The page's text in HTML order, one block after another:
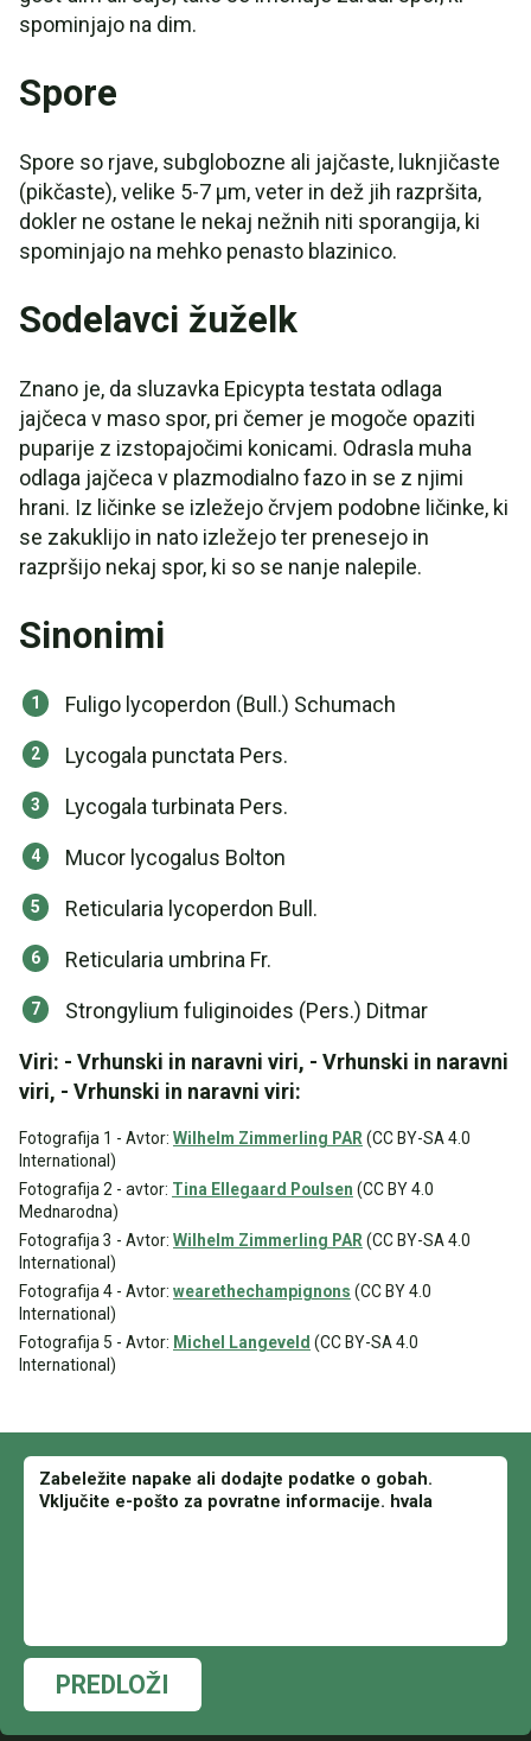
spominjajo na dim.
Spore
Spore so rjave, subglobozne ali jajčaste, luknjičaste
(pikčaste), velike 5-7 µm, veter in dež jih razpršita,
dokler ne ostane le nekaj nežnih niti sporangija, ki
spominjajo na mehko penasto blazinico.
Sodelavci žuželk
Znano je, da sluzavka Epicypta testata odlaga
jajčeca v maso spor, pri čemer je mogoče opaziti
puparije z izstopajočimi konicami. Odrasla muha
odlaga jajčeca v plazmodialno fazo in se z njimi
hrani. Iz ličinke se izležejo črvjem podobne ličinke, ki
se zakuklijo in nato izležejo ter prenesejo in
razpršijo nekaj spor, ki so se nanje nalepile.
Sinonimi
Fuligo lycoperdon (Bull.) Schumach
Lycogala punctata Pers.
Lycogala turbinata Pers.
Mucor lycogalus Bolton
Reticularia lycoperdon Bull.
Reticularia umbrina Fr.
Strongylium fuliginoides (Pers.) Ditmar
Viri: - Vrhunski in naravni viri, - Vrhunski in naravni
viri, - Vrhunski in naravni viri:
Fotografija 1 - Avtor: Wilhelm Zimmerling PAR (CC BY-SA 4.0
International)
Fotografija 2 - avtor: Tina Ellegaard Poulsen (CC BY 4.0
Mednarodna)
Fotografija 3 - Avtor: Wilhelm Zimmerling PAR (CC BY-SA 4.0
International)
Fotografija 4 - Avtor: wearethechampignons (CC BY 4.0
International)
Fotografija 5 - Avtor: Michel Langeveld (CC BY-SA 4.0
International)
PREDLOŽI